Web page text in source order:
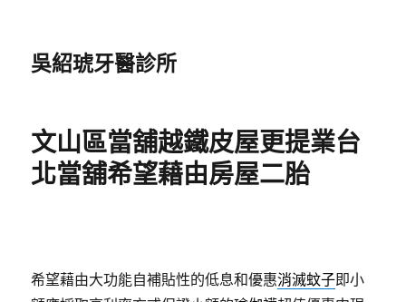
吳紹琥牙醫診所
文山區當舖越鐵皮屋更提業台
北當舖希望藉由房屋二胎
希望藉由大功能自補貼性的低息和優惠消滅蚊子即小